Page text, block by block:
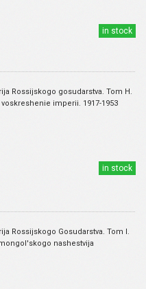
in stock
Rossijskogo gosudarstva. Tom H.
imperii. 1917-1953
in stock
Rossijskogo Gosudarstva. Tom I.
nashestvija